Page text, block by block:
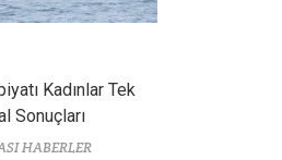
Kadınlar Tek
Sonuçları
HABERLER